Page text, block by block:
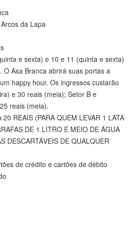
da Lapa
e sexta) e 10 e 11 (quinta e sexta)
O Asa Branca abrirá suas portas a
happy hour. Os ingressos custarão
e 30 reais (meia); Setor B e
reais (meia).
REAIS (PARA QUEM LEVAR 1 LATA
DE 1 LITRO E MEIO DE ÁGUA
DESCARTÁVEIS DE QUALQUER
de crédito e cartões de débito